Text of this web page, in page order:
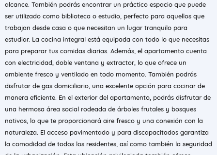
alcance. También podrás encontrar un práctico espacio que puede
ser utilizado como biblioteca o estudio, perfecto para aquellos que
trabajan desde casa o que necesitan un lugar tranquilo para
estudiar. La cocina integral está equipada con todo lo que necesitas
para preparar tus comidas diarias. Además, el apartamento cuenta
con electricidad, doble ventana y extractor, lo que ofrece un
ambiente fresco y ventilado en todo momento. También podrás
disfrutar de gas domiciliario, una excelente opción para cocinar de
manera eficiente. En el exterior del apartamento, podrás disfrutar de
una hermosa área social rodeada de árboles frutales y bosques
nativos, lo que te proporcionará aire fresco y una conexión con la
naturaleza. El acceso pavimentado y para discapacitados garantiza
la comodidad de todos los residentes, así como también la seguridad